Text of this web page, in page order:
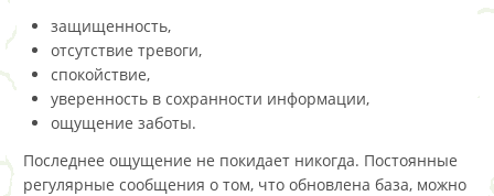
защищенность,
отсутствие тревоги,
спокойствие,
уверенность в сохранности информации,
ощущение заботы.
Последнее ощущение не покидает никогда. Постоянные
регулярные сообщения о том, что обновлена база, можно